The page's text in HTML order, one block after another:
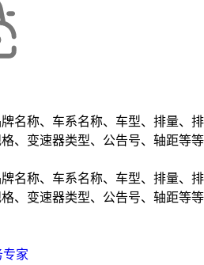
名称、车系名称、车型、排量、排
、变速器类型、公告号、轴距等等
名称、车系名称、车型、排量、排
、变速器类型、公告号、轴距等等
家